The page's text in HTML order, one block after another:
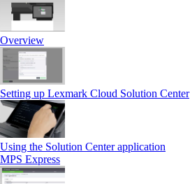
Overview
Setting up Lexmark Cloud Solution Center
Using the Solution Center application
MPS Express